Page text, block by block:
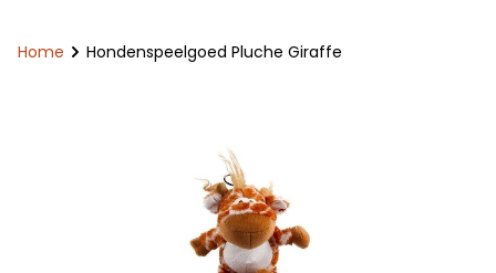
Home Hondenspeelgoed Pluche Giraffe